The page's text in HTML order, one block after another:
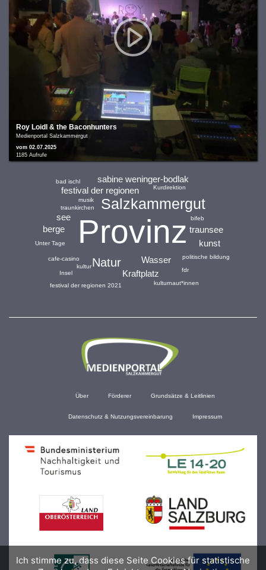
Roy Loidl & the Baconhunters
Medienportal Salzkammergut
vom 02.07.2025
1185 Aufrufe
Provinz
Salzkammergut
Natur
Wasser
Kraftplatz
festival der regionen
see
traunsee
berge
sabine weninger-bodlak
kunst
traunkirchen
cafe-casino
Kurdirektion
bifeb
fdr
politische bildung
Unter Tage
kulturnaut*innen
Insel
festival der regionen 2021
bad ischl
musik
kultur
Über Förderer Grundsätze & Leitlinien
Datenschutz & Nutzungsvereinbarung Impressum
Ich stimme zu, dass diese Seite Cookies für statistische